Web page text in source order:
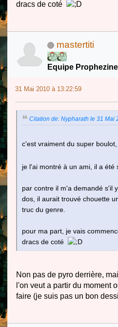
dracs de coté
mastertiti
Equipe Prophezine
31 Mai 2010 à 13:22:59
Citation de: Nypharath le 31 Mai
c'est vraiment du super
je l'ai montré à un ami, il a été
par contre il m'a demandé s'il
dos, il aurait trouvé chouette
truc du genre.
pour ma part, je vais
dracs de coté
Non pas de pyro derrière,
l'on veut a partir du moment
faire (je suis pas un bon